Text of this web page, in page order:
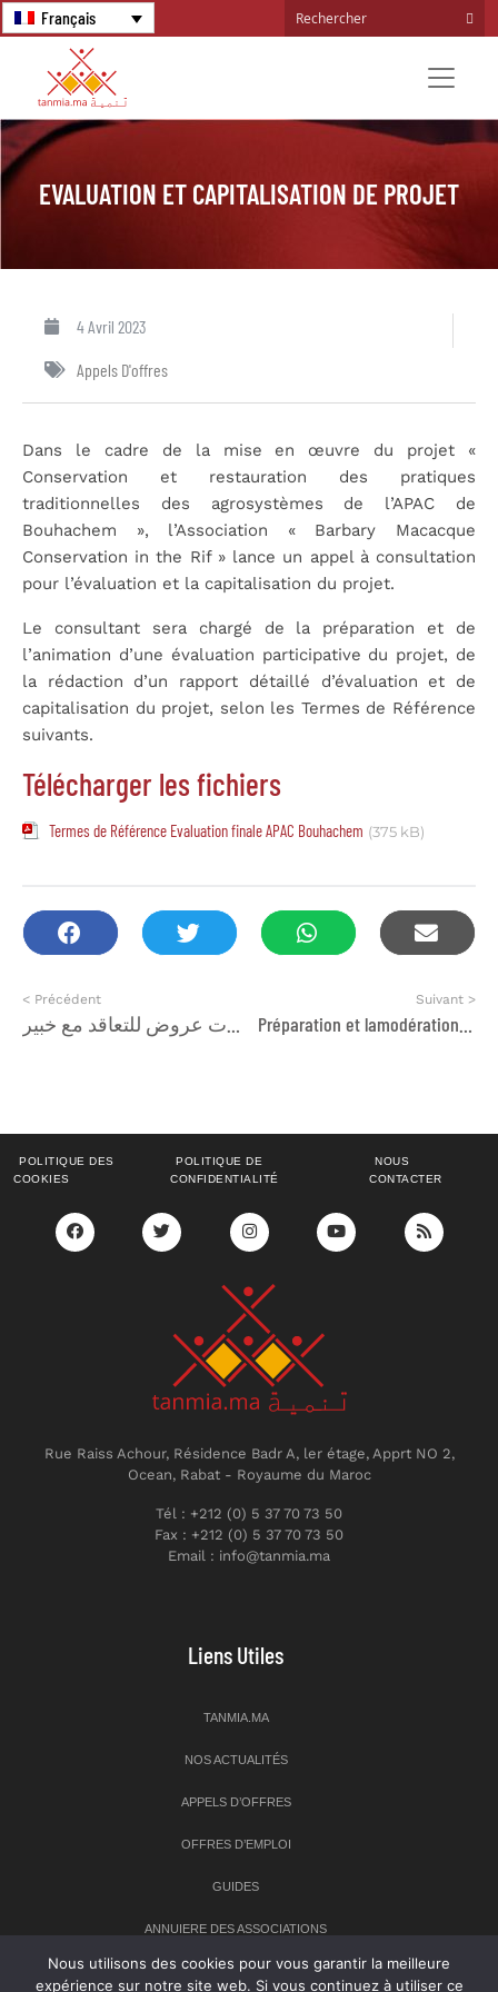
Français
EVALUATION ET CAPITALISATION DE PROJET
4 Avril 2023
Appels D'offres
Dans le cadre de la mise en œuvre du projet «
Conservation et restauration des pratiques
traditionnelles des agrosystèmes de l’APAC de
Bouhachem », l’Association « Barbary Macacque
Conservation in the Rif » lance un appel à consultation
pour l’évaluation et la capitalisation du projet.
Le consultant sera chargé de la préparation et de
l’animation d’une évaluation participative du projet, de
la rédaction d’un rapport détaillé d’évaluation et de
capitalisation du projet, selon les Termes de Référence
suivants.
Télécharger les fichiers
Termes de Référence Evaluation finale APAC Bouhachem (375 kB)
< Précédent Suivant >
POLITIQUE DES
COOKIES
POLITIQUE DE
CONFIDENTIALITÉ
NOUS
CONTACTER
Rue Raiss Achour, Résidence Badr A, ler étage, Apprt NO 2,
Ocean, Rabat - Royaume du Maroc
Tél : +212 (0) 5 37 70 73 50
Fax : +212 (0) 5 37 70 73 50
Email : info@tanmia.ma
Liens Utiles
TANMIA.MA
NOS ACTUALITÉS
APPELS D’OFFRES
OFFRES D’EMPLOI
GUIDES
ANNUIERE DES ASSOCIATIONS
Nous utilisons des cookies pour vous garantir la meilleure
expérience sur notre site web. Si vous continuez à utiliser ce